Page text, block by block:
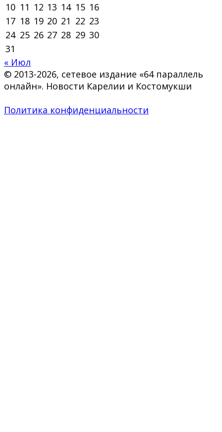
10 11 12 13 14 15 16
17 18 19 20 21 22 23
24 25 26 27 28 29 30
31
« Июл
© 2013-2026, сетевое издание «64 параллель
онлайн». Новости Карелии и Костомукши
Политика конфиденциальности